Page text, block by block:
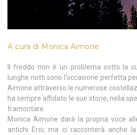
A cura di Monica Aimone
Il freddo non è un problema sotto la
lunghe notti sono l’occasione perfetta
Aimone attraverso le numerose
ha sempre affidato le sue storie, nella
tramontare.
Monica Aimone darà la propria voce
antichi Eroi, ma ci racconterà anche